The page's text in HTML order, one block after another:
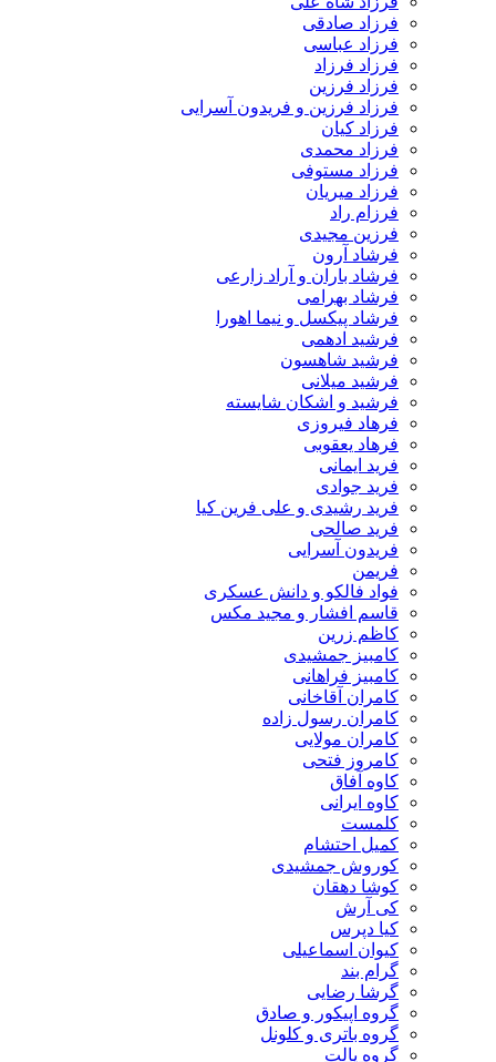
فرزاد صادقی
فرزاد عباسی
فرزاد فرزاد
فرزاد فرزین
فرزاد فرزین و فریدون آسرایی
فرزاد کیان
فرزاد محمدی
فرزاد مستوفی
فرزاد میریان
فرزام راد
فرزین مجیدی
فرشاد آرون
فرشاد باران و آراد زارعی
فرشاد بهرامی
فرشاد پیکسل و نیما اهورا
فرشید ادهمی
فرشید شاهسون
فرشید میلانی
فرشید و اشکان شایسته
فرهاد فیروزی
فرهاد یعقوبی
فرید ایمانی
فرید جوادی
فرید رشیدی و علی فرین کیا
فرید صالحی
فریدون آسرایی
فریمن
فواد فالکو و دانش عسکری
قاسم افشار و مجید مکس
کاظم زرین
کامبیز جمشیدی
کامبیز فراهانی
کامران آقاخانی
کامران رسول زاده
کامران مولایی
کامروز فتحی
کاوه آفاق
کاوه ایرانی
کلمست
کمیل احتشام
کوروش جمشیدی
کوشا دهقان
کی آرش
کیا دپرس
کیوان اسماعیلی
گرام بند
گرشا رضایی
گروه اپیکور و صادق
گروه باتری و کلونل
گروه پالت